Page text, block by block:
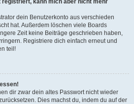
registriert, kann mich aber nicht mehr
dein Benutzerkonto aus verschieden
hat. Außerdem löschen viele Boards
Zeit keine Beiträge geschrieben haben,
Registriere dich einfach erneut und
teil!
dir zwar dein altes Passwort nicht wieder
Dies machst du, indem du auf der